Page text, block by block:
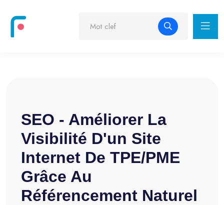
SEO - Améliorer La
Visibilité D'un Site
Internet De TPE/PME
Grâce Au
Référencement Naturel